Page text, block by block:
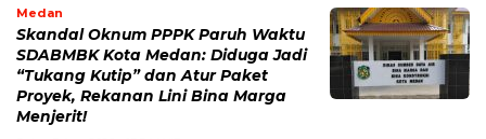
Medan
Skandal Oknum PPPK Paruh Waktu
SDABMBK Kota Medan: Diduga Jadi
“Tukang Kutip” dan Atur Paket
Proyek, Rekanan Lini Bina Marga
Menjerit!